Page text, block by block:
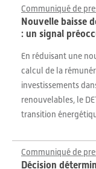
Communiqué de
Nouvelle baisse
: un signal
En réduisant une
calcul de la
investissements
renouvelables, le
transition
Communiqué de
Décision